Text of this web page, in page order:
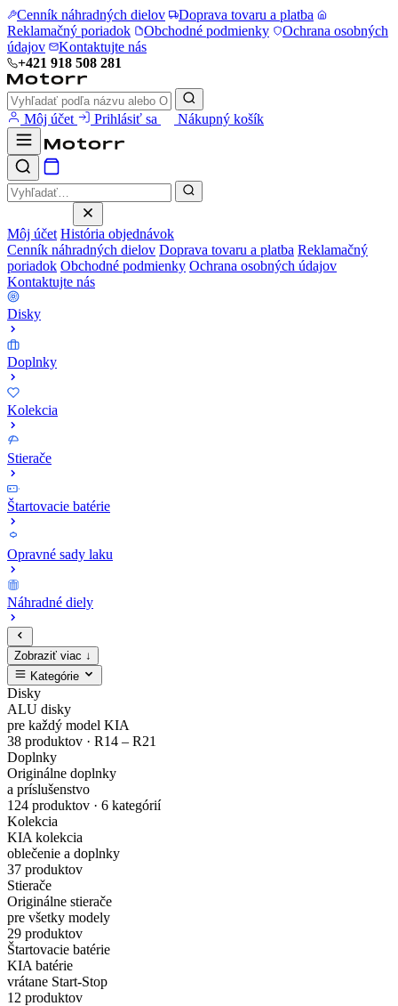
Cenník náhradných dielov
Doprava tovaru a platba
Reklamačný poriadok
Obchodné podmienky
Ochrana osobných
údajov
Kontaktujte nás
+421 918 508 281
Môj účet Prihlásiť sa Nákupný košík
Môj účet História objednávok
Cenník náhradných dielov Doprava tovaru a platba Reklamačný
poriadok Obchodné podmienky Ochrana osobných údajov
Kontaktujte nás
Disky
Doplnky
Kolekcia
Stierače
Štartovacie batérie
Opravné sady laku
Náhradné diely
Zobraziť viac ↓
Kategórie
Zaregistruj
sa
a
nakupuj
originálne
príslušenstvo
za
výhodné
ceny
Kompletný
cenník
originálnych
náhradných
dielov
Zadajte
originálne
číslo
dielu
a
EV4
Zliatinový
disk
Gisa
Bicolour
7,5Jx19H2
/
5x114,3mm
/
ET52
MODE3
Nabíjacie
káble
pre
elektrické
a
PHEV
vozidlá
Mimoriadne
Sada
bezpečnostných
matíc
Dark
Chrome
Chráň
svoje
kolesá
s
istotou
Opravné
sady
laku
karosérie
v
širokej
škále
odtieňov
Ideálne
Disky
ALU disky
pre každý model KIA
38 produktov · R14 – R21
Doplnky
Originálne doplnky
a príslušenstvo
124 produktov · 6 kategórií
Kolekcia
KIA kolekcia
oblečenie a doplnky
37 produktov
Stierače
Originálne stierače
pre všetky modely
29 produktov
Štartovacie batérie
KIA batérie
vrátane Start-Stop
12 produktov